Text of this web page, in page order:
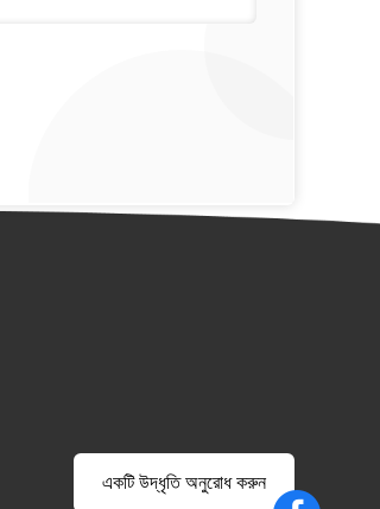
একটি উদ্ধৃতি অনুরোধ করুন